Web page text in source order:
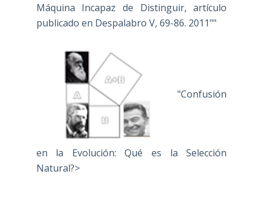
Máquina Incapaz de Distinguir, artículo
publicado en Despalabro V, 69-86. 2011""
"Confusión
en la Evolución: Qué es la Selección
Natural?>